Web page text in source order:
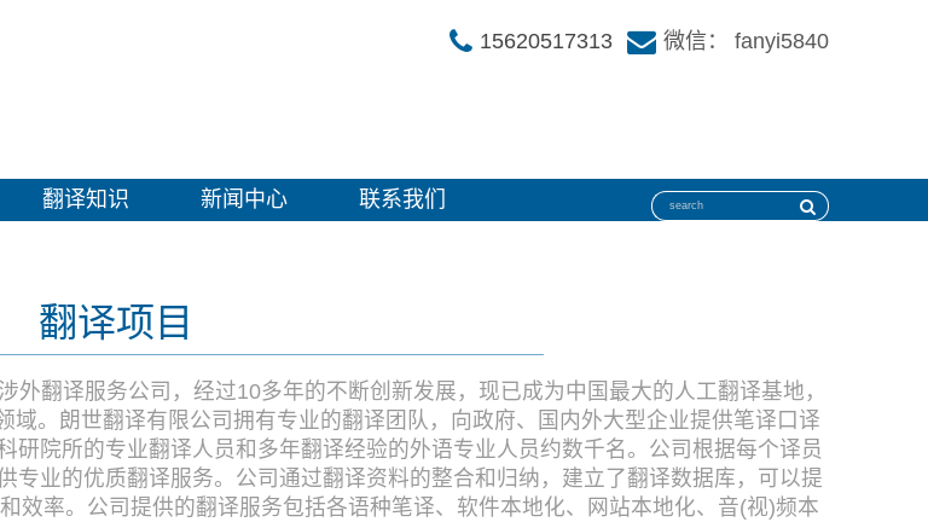
微信： fanyi5840
15620517313
翻译知识 新闻中心 联系我们
翻译项目
翻译服务公司，经过10多年的不断创新发展，现已成为中国最大的人工翻译基地，
。朗世翻译有限公司拥有专业的翻译团队，向政府、国内外大型企业提供笔译口译
院所的专业翻译人员和多年翻译经验的外语专业人员约数千名。公司根据每个译员
专业的优质翻译服务。公司通过翻译资料的整合和归纳，建立了翻译数据库，可以提
效率。公司提供的翻译服务包括各语种笔译、软件本地化、网站本地化、音(视)频本